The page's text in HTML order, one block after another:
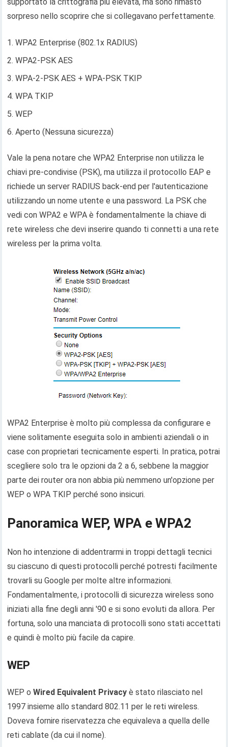
sorpreso nello scoprire che si collegavano perfettamente.
WPA2 Enterprise (802.1x RADIUS)
WPA2-PSK AES
WPA-2-PSK AES + WPA-PSK TKIP
WPA TKIP
WEP
Aperto (Nessuna sicurezza)
Vale la pena notare che WPA2 Enterprise non utilizza le
chiavi pre-condivise (PSK), ma utilizza il protocollo EAP e
richiede un server RADIUS back-end per l'autenticazione
utilizzando un nome utente e una password. La PSK che
vedi con WPA2 e WPA è fondamentalmente la chiave di
rete wireless che devi inserire quando ti connetti a una rete
wireless per la prima volta.
WPA2 Enterprise è molto più complessa da configurare e
viene solitamente eseguita solo in ambienti aziendali o in
case con proprietari tecnicamente esperti. In pratica, potrai
scegliere solo tra le opzioni da 2 a 6, sebbene la maggior
parte dei router ora non abbia più nemmeno un'opzione per
WEP o WPA TKIP perché sono insicuri.
Panoramica WEP, WPA e WPA2
Non ho intenzione di addentrarmi in troppi dettagli tecnici
su ciascuno di questi protocolli perché potresti facilmente
trovarli su Google per molte altre informazioni.
Fondamentalmente, i protocolli di sicurezza wireless sono
iniziati alla fine degli anni '90 e si sono evoluti da allora. Per
fortuna, solo una manciata di protocolli sono stati accettati
e quindi è molto più facile da capire.
WEP
WEP oWired Equivalent Privacy è stato rilasciato nel
1997 insieme allo standard 802.11 per le reti wireless.
Doveva fornire riservatezza che equivaleva a quella delle
reti cablate (da cui il nome).